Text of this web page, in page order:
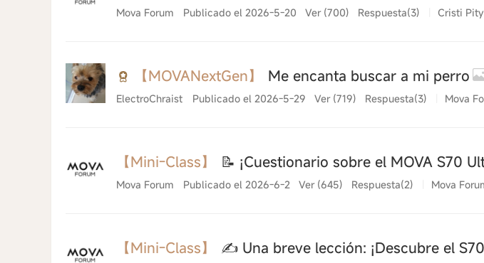
Mova Forum Publicado el 2026-5-20 Ver (700) Respuesta(3) Cristi Pity
【MOVANextGen】 Me encanta buscar a mi perro
ElectroChraist Publicado el 2026-5-29 Ver (719) Respuesta(3)
Mova
【Mini-Class】 📝 ¡Cuestionario sobre el MOVA S70
Mova Forum Publicado el 2026-6-2 Ver (645) Respuesta(2) Mova
【Mini-Class】 ✍️ Una breve lección: ¡Descubre el